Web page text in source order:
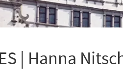
| Hanna